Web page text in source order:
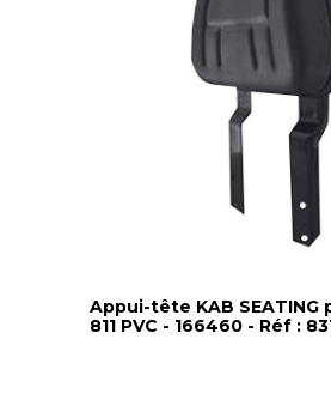
Appui-tête KAB SEATING
811 PVC - 166460 - Réf :